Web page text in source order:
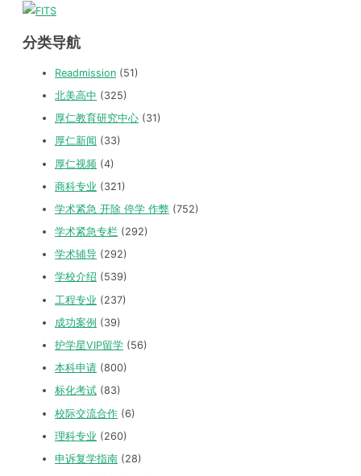
分类导航
Readmission (51)
北美高中 (325)
厚仁教育研究中心 (31)
厚仁新闻 (33)
厚仁视频 (4)
商科专业 (321)
学术紧急 开除 停学 作弊 (752)
学术紧急专栏 (292)
学术辅导 (292)
学校介绍 (539)
工程专业 (237)
成功案例 (39)
护学星VIP留学 (56)
本科申请 (800)
标化考试 (83)
校际交流合作 (6)
理科专业 (260)
申诉复学指南 (28)